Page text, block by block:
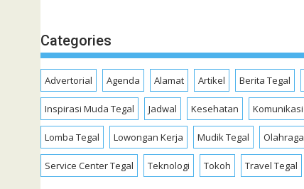
Categories
Advertorial Agenda Alamat Artikel Berita Tegal
Inspirasi Muda Tegal Jadwal Kesehatan Komunikasi
Lomba Tegal Lowongan Kerja Mudik Tegal Olahraga
Service Center Tegal Teknologi Tokoh Travel Tegal